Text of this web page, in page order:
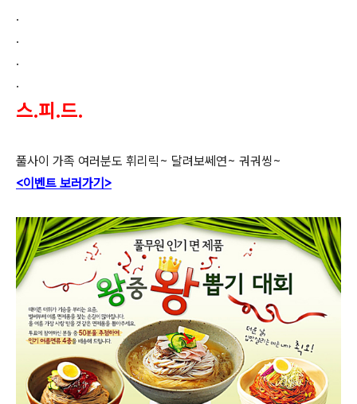
.
.
.
.
스.피.드.
풀사이 가족 여러분도 휘리릭~ 달려보쎄연~ 궈궈씽~
<이벤트 보러가기>